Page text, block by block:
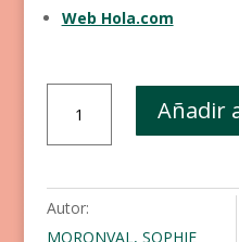
Web Hola.com
cantidad
Añadir
Autor:
MORONVAL, SOPHIE